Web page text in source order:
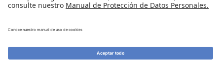
de mayo de 1964.